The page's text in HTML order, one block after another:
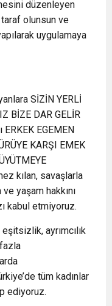
düzenleyen
taraf olunsun ve
uygulamaya
SİZİN YERLİ
BİZE DAR GELİR
EGEMEN
KARŞI EMEK
kılan, savaşlarla
yaşam hakkını
kabul etmiyoruz.
eşitsizlik, ayrımcılık
tüm kadınlar
ediyoruz.